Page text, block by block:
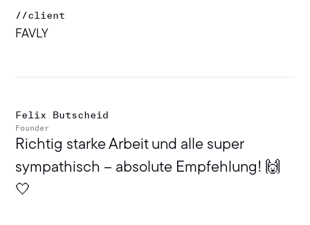
//client
FAVLY
Felix Butscheid
Founder
Richtig starke Arbeit und alle super
sympathisch – absolute Empfehlung! 🙌
🤍